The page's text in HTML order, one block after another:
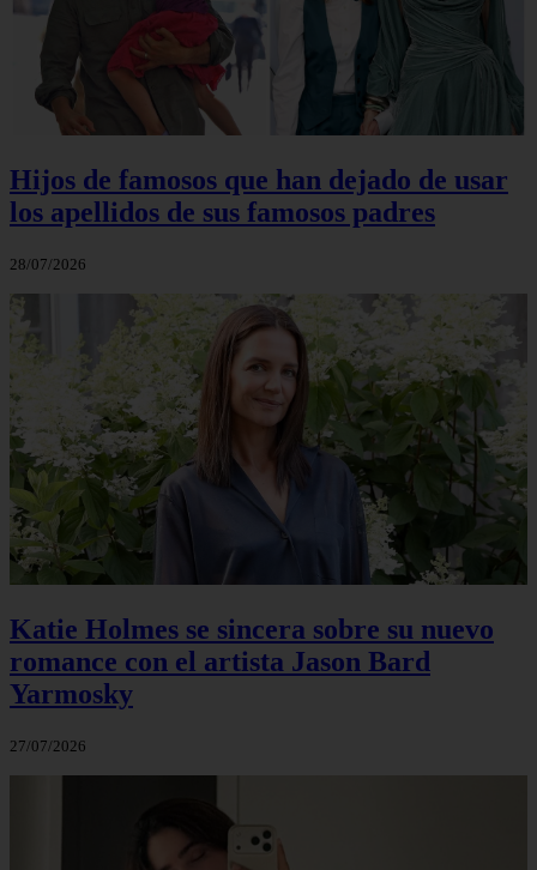
Hijos de famosos que han dejado de usar
los apellidos de sus famosos padres
28/07/2026
Katie Holmes se sincera sobre su nuevo
romance con el artista Jason Bard
Yarmosky
27/07/2026